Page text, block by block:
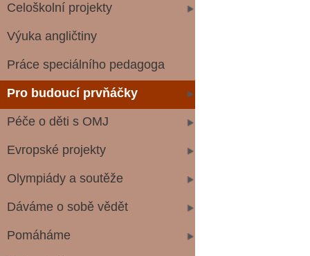
Celoškolní projekty
Výuka angličtiny
Práce speciálního pedagoga
Pro budoucí prvňáčky
Péče o děti s OMJ
Evropské projekty
Olympiády a soutěže
Dáváme o sobě vědět
Pomáháme